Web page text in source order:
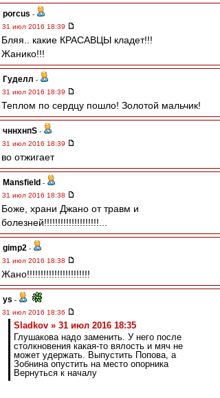
porcus -
31 июл 2016 18:39
Бляя.. какие КРАСАВЦЫ кладет!!!
Жанико!!!
Гуделл -
31 июл 2016 18:39
Теплом по сердцу пошло! Золотой мальчик!
чннхнпS -
31 июл 2016 18:39
во отжигает
Mansfield -
31 июл 2016 18:38
Боже, храни Джано от травм и
болезней!!!!!!!!!!!!!!!!!!!!...
gimp2 -
31 июл 2016 18:38
Жано!!!!!!!!!!!!!!!!!!!!!!!
ys -
31 июл 2016 18:36
Sladkov » 31 июл 2016 18:35
Глушакова надо заменить. У него после
столкновения какая-то вялость и мяч не
может удержать. Выпустить Попова, а
Зобнина опустить на место опорника
Вернуться к началу